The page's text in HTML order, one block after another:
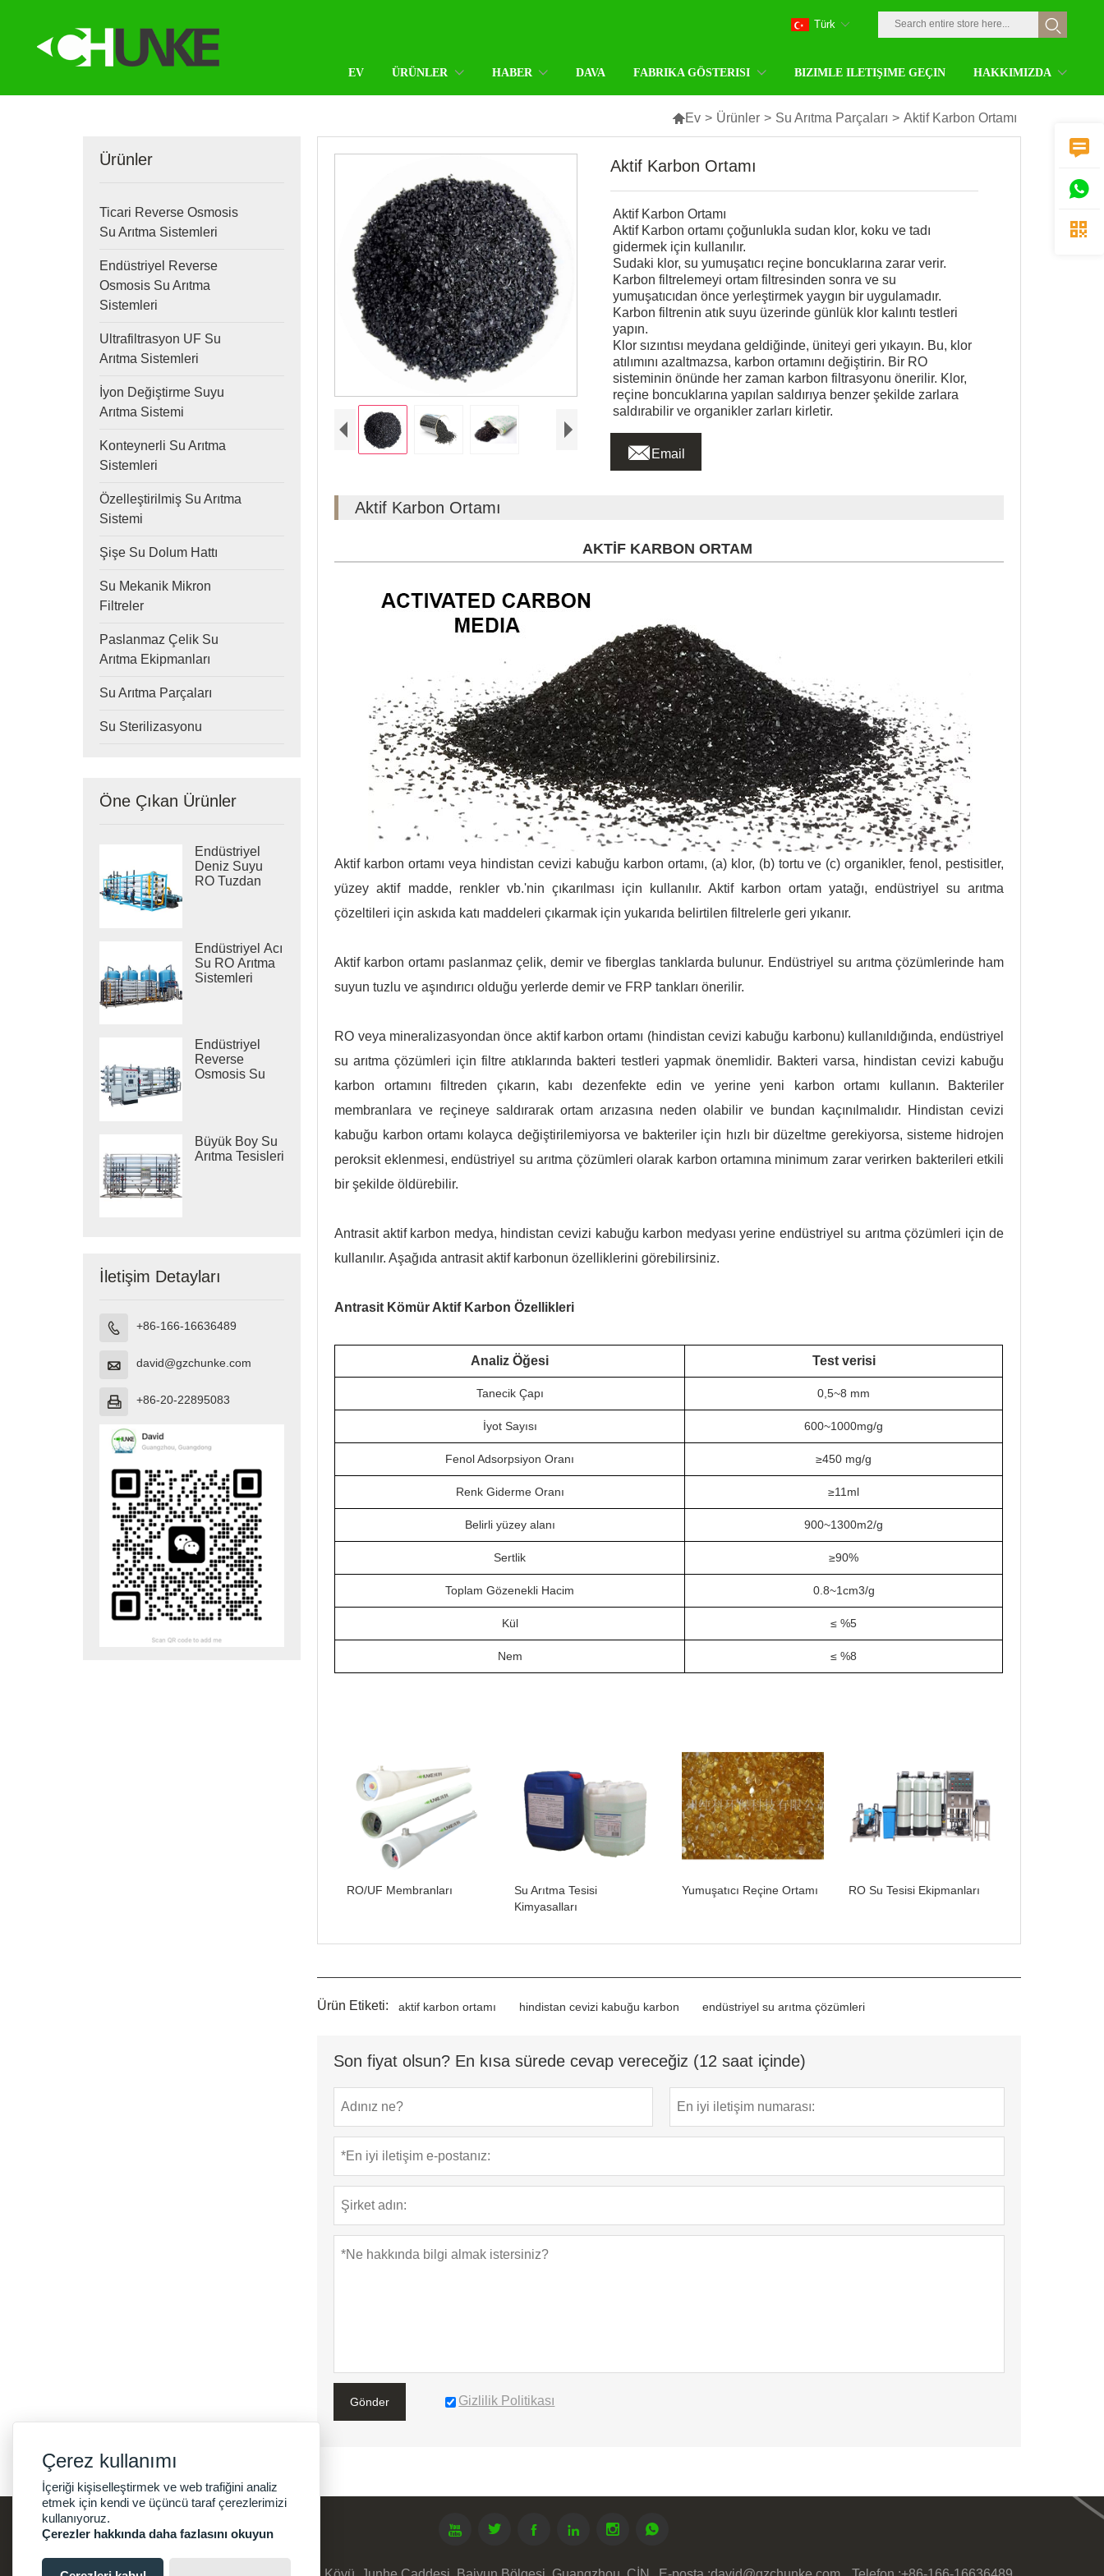
EV ÜRÜNLER HABER DAVA FABRIKA GÖSTERISI BIZIMLE ILETIŞIME GEÇIN HAKKIMIZDA
Türk
Ev > Ürünler > Su Arıtma Parçaları > Aktif Karbon Ortamı
Ürünler
Ticari Reverse Osmosis
Su Arıtma Sistemleri
Endüstriyel Reverse
Osmosis Su Arıtma
Sistemleri
Ultrafiltrasyon UF Su
Arıtma Sistemleri
İyon Değiştirme Suyu
Arıtma Sistemi
Konteynerli Su Arıtma
Sistemleri
Özelleştirilmiş Su Arıtma
Sistemi
Şişe Su Dolum Hattı
Su Mekanik Mikron
Filtreler
Paslanmaz Çelik Su
Arıtma Ekipmanları
Su Arıtma Parçaları
Su Sterilizasyonu
Öne Çıkan Ürünler
Endüstriyel
Deniz Suyu
RO Tuzdan
Endüstriyel Acı
Su RO Arıtma
Sistemleri
Endüstriyel
Reverse
Osmosis Su
Büyük Boy Su
Arıtma Tesisleri
İletişim Detayları
 +86-166-16636489
 david@gzchunke.com
 +86-20-22895083
Aktif Karbon Ortamı
Aktif Karbon Ortamı
Aktif Karbon ortamı çoğunlukla sudan klor, koku ve tadı
gidermek için kullanılır.
Sudaki klor, su yumuşatıcı reçine boncuklarına zarar verir.
Karbon filtrelemeyi ortam filtresinden sonra ve su
yumuşatıcıdan önce yerleştirmek yaygın bir uygulamadır.
Karbon filtrenin atık suyu üzerinde günlük klor kalıntı testleri
yapın.
Klor sızıntısı meydana geldiğinde, üniteyi geri yıkayın. Bu, klor
atılımını azaltmazsa, karbon ortamını değiştirin. Bir RO
sisteminin önünde her zaman karbon filtrasyonu önerilir. Klor,
reçine boncuklarına yapılan saldırıya benzer şekilde zarlara
saldırabilir ve organikler zarları kirletir.
 Email
Aktif Karbon Ortamı
AKTİF KARBON ORTAM
Aktif karbon ortamı veya hindistan cevizi kabuğu karbon ortamı, (a) klor, (b) tortu ve (c) organikler, fenol, pestisitler,
yüzey aktif madde, renkler vb.'nin çıkarılması için kullanılır. Aktif karbon ortam yatağı, endüstriyel su arıtma
çözeltileri için askıda katı maddeleri çıkarmak için yukarıda belirtilen filtrelerle geri yıkanır.
Aktif karbon ortamı paslanmaz çelik, demir ve fiberglas tanklarda bulunur. Endüstriyel su arıtma çözümlerinde ham
suyun tuzlu ve aşındırıcı olduğu yerlerde demir ve FRP tankları önerilir.
RO veya mineralizasyondan önce aktif karbon ortamı (hindistan cevizi kabuğu karbonu) kullanıldığında, endüstriyel
su arıtma çözümleri için filtre atıklarında bakteri testleri yapmak önemlidir. Bakteri varsa, hindistan cevizi kabuğu
karbon ortamını filtreden çıkarın, kabı dezenfekte edin ve yerine yeni karbon ortamı kullanın. Bakteriler
membranlara ve reçineye saldırarak ortam arızasına neden olabilir ve bundan kaçınılmalıdır. Hindistan cevizi
kabuğu karbon ortamı kolayca değiştirilemiyorsa ve bakteriler için hızlı bir düzeltme gerekiyorsa, sisteme hidrojen
peroksit eklenmesi, endüstriyel su arıtma çözümleri olarak karbon ortamına minimum zarar verirken bakterileri etkili
bir şekilde öldürebilir.
Antrasit aktif karbon medya, hindistan cevizi kabuğu karbon medyası yerine endüstriyel su arıtma çözümleri için de
kullanılır. Aşağıda antrasit aktif karbonun özelliklerini görebilirsiniz.
Antrasit Kömür Aktif Karbon Özellikleri
Analiz Öğesi Test verisi
Tanecik Çapı 0,5~8 mm
İyot Sayısı 600~1000mg/g
Fenol Adsorpsiyon Oranı ≥450 mg/g
Renk Giderme Oranı ≥11ml
Belirli yüzey alanı 900~1300m2/g
Sertlik ≥90%
Toplam Gözenekli Hacim 0.8~1cm3/g
Kül ≤ %5
Nem ≤ %8
RO/UF Membranları
Su Arıtma Tesisi
Kimyasalları
Yumuşatıcı Reçine Ortamı RO Su Tesisi Ekipmanları
Ürün Etiketi: aktif karbon ortamı hindistan cevizi kabuğu karbon endüstriyel su arıtma çözümleri
Son fiyat olsun? En kısa sürede cevap vereceğiz (12 saat içinde)
Gönder Gizlilik Politikası
     



Çerez kullanımı
İçeriği kişiselleştirmek ve web trafiğini analiz
etmek için kendi ve üçüncü taraf çerezlerimizi
kullanıyoruz.
Çerezler hakkında daha fazlasını okuyun